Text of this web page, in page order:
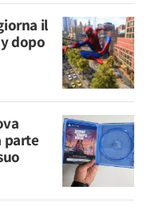
il
dopo
parte